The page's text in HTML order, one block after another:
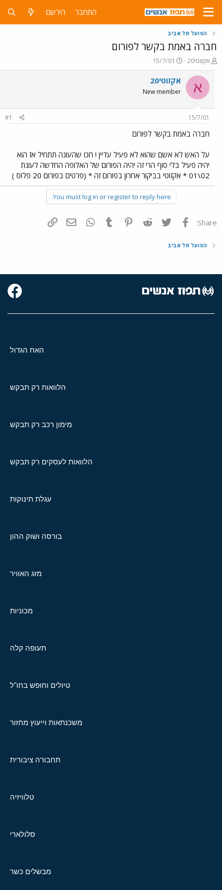
התחבר הירשם
הפועל תל אביב
חברה באמת בקשר לפורום
פ
ו
ת
ח
ה
ש
א
אקזוטי20
פ
ו
ר
ס
ם
ר
15/7/01
א אקזוטי20
New member
15/7/01
#1
חברה באמת בקשר לפורום
על האש לא אשם שהוא לא פעיל עדיין ! חכו שהעונה תתחיל אז הוא
יהיה פעיל בלי סוף הרי זה יהיה הפורום של האלופה החדשה לעונת
02\01 * אקזוטי בביקור אחרון בפורום זה * (פרטים בפורום 20 פלוס )
You must log in or register to reply here.
Share: פייסבוק Twitter
Reddit
Pinterest
Tumblr
WhatsAppדואר אלקטרוני
הפועל תל אביב
האח הגדול
הלוואות רק תבקש
מימון רכב רק תבקש
הלוואות לעסקים רק תבקש
עגלת תינוקות
בורסה ושוק ההון
מזג האוויר
מכוניות
תעופה קלה
טיולים וחופש בחו"ל
משכנתאות וייעוץ מחזור
תחבורה ציבורית
טלוויזיה
סלולארי
מבשלים כשר